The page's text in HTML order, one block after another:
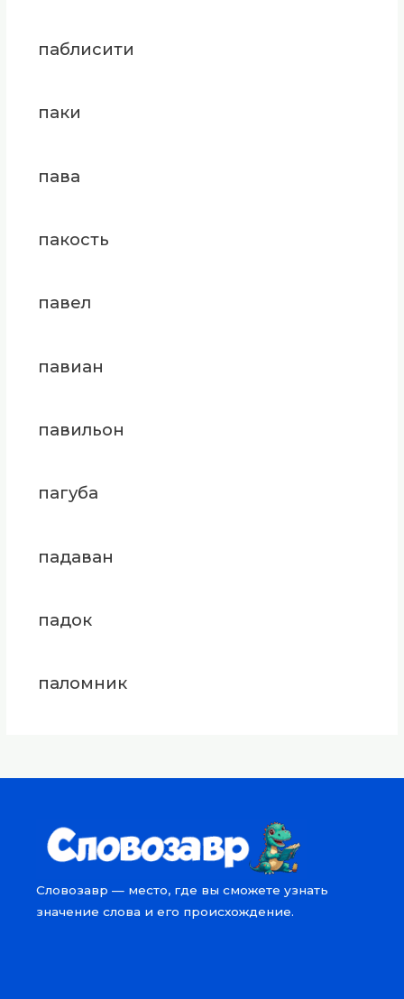
паблисити
паки
пава
пакость
павел
павиан
павильон
пагуба
падаван
падок
паломник
Словозавр — место, где вы сможете узнать
значение слова и его происхождение.